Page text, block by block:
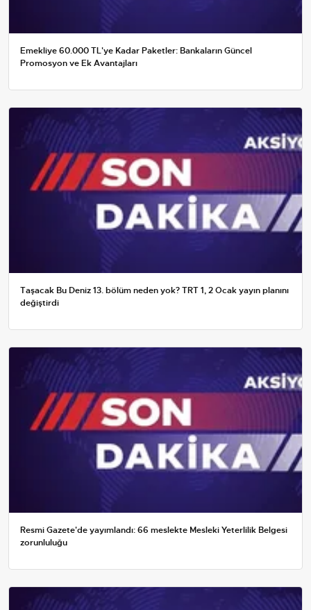
Emekliye 60.000 TL'ye Kadar Paketler: Bankaların Güncel
Promosyon ve Ek Avantajları
Taşacak Bu Deniz 13. bölüm neden yok? TRT 1, 2 Ocak yayın planını
değiştirdi
Resmi Gazete'de yayımlandı: 66 meslekte Mesleki Yeterlilik Belgesi
zorunluluğu